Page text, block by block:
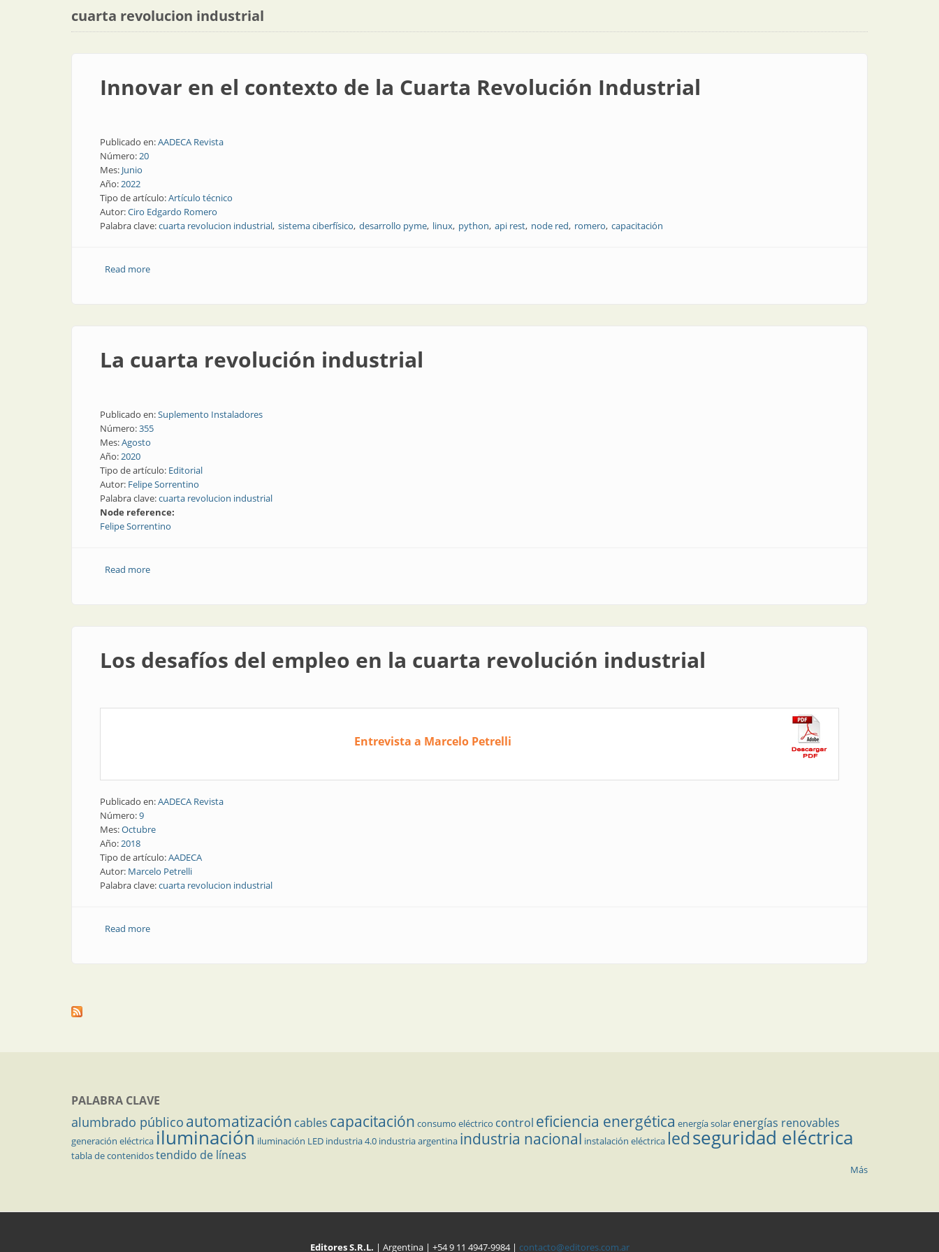
cuarta revolucion industrial
Innovar en el contexto de la Cuarta Revolución Industrial
Publicado en:AADECA Revista
Número:20
Mes: Junio
Año:2022
Tipo de artículo:Artículo técnico
Autor:Ciro Edgardo Romero
Palabra clave:cuarta revolucion industrial sistema ciberfísico desarrollo pyme linux python api rest node red romero capacitación
Read moreabout Innovar en el contexto de la Cuarta Revolución Industrial
La cuarta revolución industrial
Publicado en:Suplemento Instaladores
Número:355
Mes:Agosto
Año:2020
Tipo de artículo: Editorial
Autor: Felipe Sorrentino
Palabra clave:cuarta revolucion industrial
Node reference:
Felipe Sorrentino
Read moreabout La cuarta revolución industrial
Los desafíos del empleo en la cuarta revolución industrial
Entrevista a Marcelo Petrelli
Publicado en:AADECA Revista
Número:9
Mes:Octubre
Año:2018
Tipo de artículo:AADECA
Autor: Marcelo Petrelli
Palabra clave:cuarta revolucion industrial
Read moreabout Los desafíos del empleo en la cuarta revolución industrial
PALABRA CLAVE
alumbrado público automatización cables capacitación consumo eléctrico control eficiencia energética energía solar energías renovables
generación eléctrica iluminación iluminación LED industria 4.0 industria argentina industria nacional instalación eléctrica ledseguridad eléctrica
tabla de contenidostendido de líneas
Más
Editores S.R.L. | Argentina | +54 9 11 4947-9984 | contacto@editores.com.ar